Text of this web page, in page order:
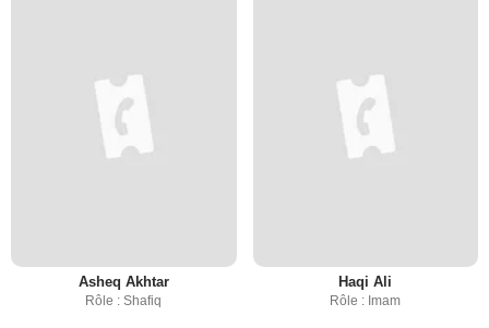
Asheq Akhtar
Rôle : Shafiq
Haqi Ali
Rôle : Imam